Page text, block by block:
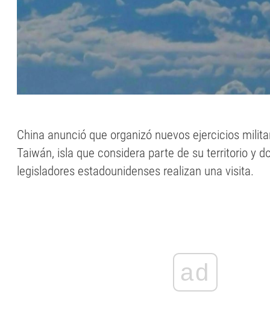
China anunció que organizó nuevos ejercicios
Taiwán, isla que considera parte de su territorio y
legisladores estadounidenses realizan una visita.
ad